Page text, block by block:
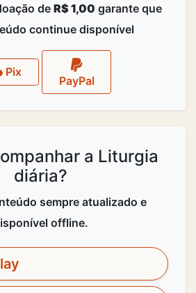
de R$ 1,00 garante que
continue disponível
Pix
PayPal
a Liturgia
diária?
sempre atualizado e
offline.